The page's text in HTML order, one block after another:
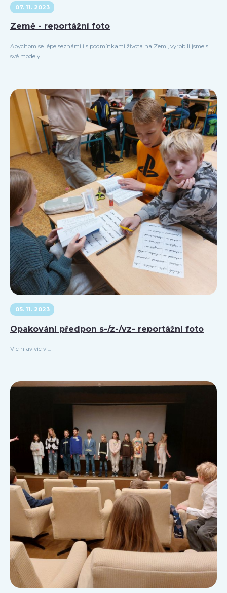
07. 11. 2023
Země - reportážní foto
Abychom se lépe seznámili s podmínkami života na Zemi, vyrobili jsme si
své modely
05. 11. 2023
Opakování předpon s-/z-/vz- reportážní foto
Víc hlav víc ví...